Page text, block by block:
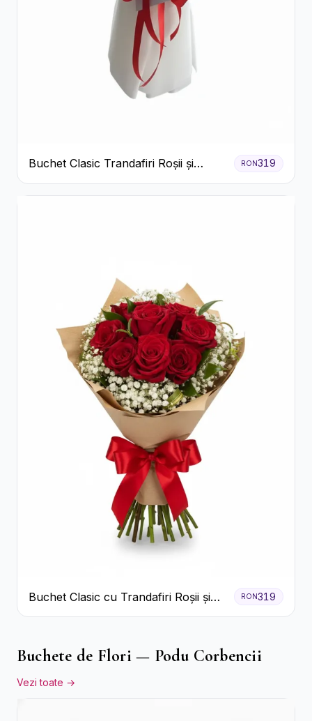
Buchet Clasic Trandafiri Roșii și
Eucalipt
RON319
Buchet Clasic cu Trandafiri Roșii și
Gypsophila
RON319
Buchete de Flori — Podu Corbencii
Vezi toate →